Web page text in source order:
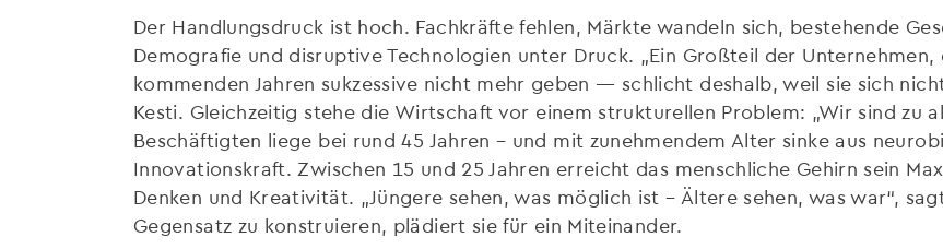
Der Handlungsdruck ist hoch. Fachkräfte fehlen, Märkte wandeln sich, bestehende
Demografie und disruptive Technologien unter Druck. „Ein Großteil der
kommenden Jahren sukzessive nicht mehr geben — schlicht deshalb, weil sie sich
Kesti. Gleichzeitig stehe die Wirtschaft vor einem strukturellen Problem: „Wir sind zu
Beschäftigten liege bei rund 45 Jahren – und mit zunehmendem Alter sinke aus
Innovationskraft. Zwischen 15 und 25 Jahren erreicht das menschliche Gehirn sein
Denken und Kreativität. „Jüngere sehen, was möglich ist – Ältere sehen, was war“,
Gegensatz zu konstruieren, plädiert sie für ein Miteinander.